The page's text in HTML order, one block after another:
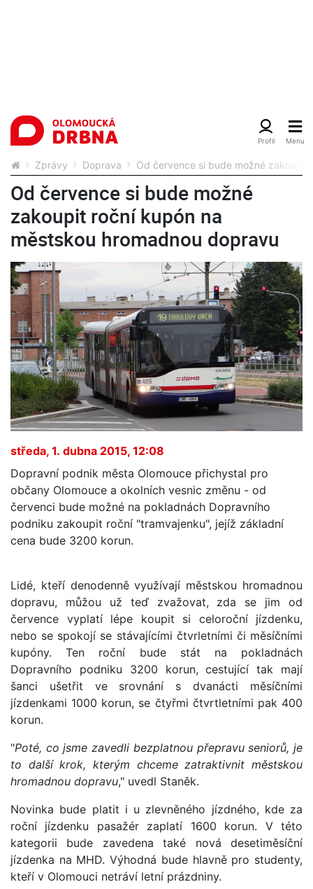
Zprávy Doprava Od července si bude možné
Od července si bude možné
zakoupit roční kupón na
městskou hromadnou dopravu
středa, 1. dubna 2015, 12:08
Dopravní podnik města Olomouce přichystal pro
občany Olomouce a okolních vesnic změnu - od
červenci bude možné na pokladnách Dopravního
podniku zakoupit roční "tramvajenku", jejíž základní
cena bude 3200 korun.
Lidé, kteří denodenně využívají městskou hromadnou
dopravu, můžou už teď zvažovat, zda se jim od
července vyplatí lépe koupit si celoroční jízdenku,
nebo se spokojí se stávajícími čtvrletními či měsíčními
kupóny. Ten roční bude stát na pokladnách
Dopravního podniku 3200 korun, cestující tak mají
šanci ušetřit ve srovnání s dvanácti měsíčními
jízdenkami 1000 korun, se čtyřmi čtvrtletními pak 400
korun.
"Poté, co jsme zavedli bezplatnou přepravu seniorů, je
to další krok, kterým chceme zatraktivnit městskou
hromadnou dopravu," uvedl Staněk.
Novinka bude platit i u zlevněného jízdného, kde za
roční jízdenku pasažér zaplatí 1600 korun. V této
kategorii bude zavedena také nová desetiměsíční
jízdenka na MHD. Výhodná bude hlavně pro studenty,
kteří v Olomouci netráví letní prázdniny.